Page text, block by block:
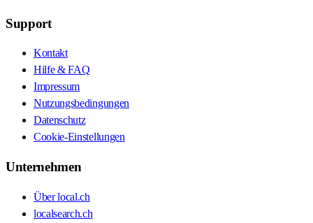
Support
Kontakt
Hilfe & FAQ
Impressum
Nutzungsbedingungen
Datenschutz
Cookie-Einstellungen
Unternehmen
Über local.ch
localsearch.ch